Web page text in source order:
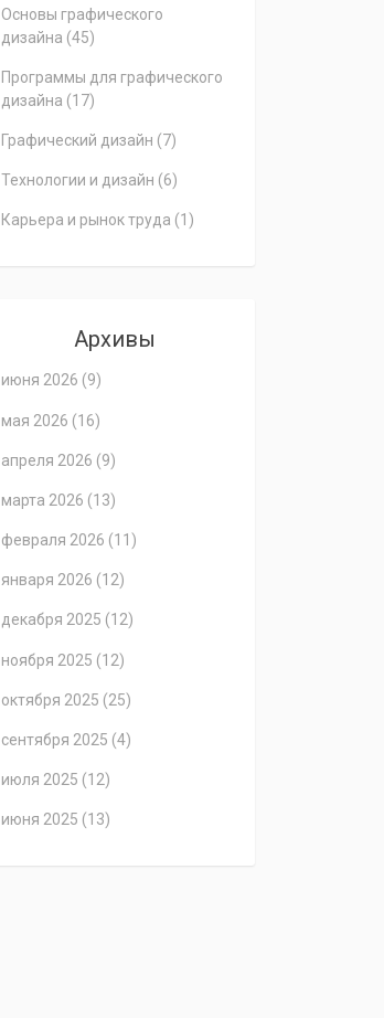
Основы графического
дизайна (45)
Программы для графического
дизайна (17)
Графический дизайн (7)
Технологии и дизайн (6)
Карьера и рынок труда (1)
Архивы
июня 2026 (9)
мая 2026 (16)
апреля 2026 (9)
марта 2026 (13)
февраля 2026 (11)
января 2026 (12)
декабря 2025 (12)
ноября 2025 (12)
октября 2025 (25)
сентября 2025 (4)
июля 2025 (12)
июня 2025 (13)